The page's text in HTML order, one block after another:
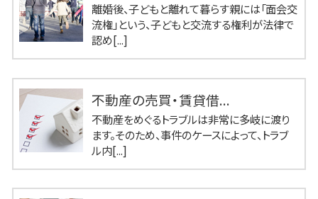
離婚後、子どもと離れて暮らす親には「面会交
流権」という、子どもと交流する権利が法律で
認め[...]
不動産の売買・賃貸借...
不動産をめぐるトラブルは非常に多岐に渡り
ます。そのため、事件のケースによって、トラブ
ル内[...]